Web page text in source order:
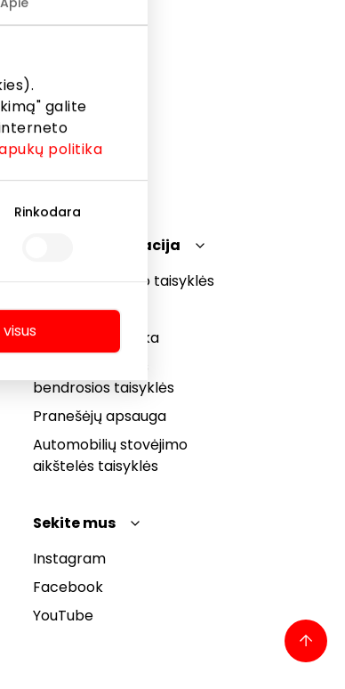
galite
politika
Rinkodara
Teisinė informacija
Prekybos centro taisyklės
Slapukų politika
Privatumo politika
Dovanų kortelės
bendrosios taisyklės
Pranešėjų apsauga
Automobilių stovėjimo
aikštelės taisyklės
Sekite mus
Instagram
Facebook
YouTube